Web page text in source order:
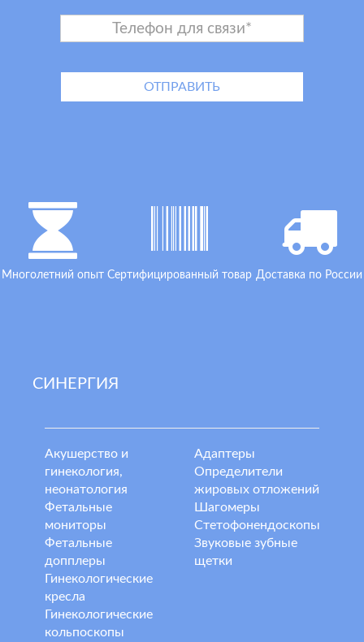
Многолетний опыт Сертифицированный товар Доставка по России
СИНЕРГИЯ
Акушерство и
гинекология,
неонатология
Фетальные
мониторы
Фетальные
допплеры
Гинекологические
кресла
Гинекологические
кольпоскопы
Адаптеры
Определители
жировых отложений
Шагомеры
Стетофонендоскопы
Звуковые зубные
щетки